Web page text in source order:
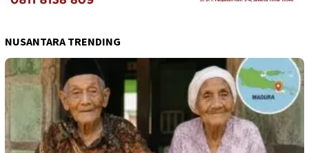
NUSANTARA TRENDING